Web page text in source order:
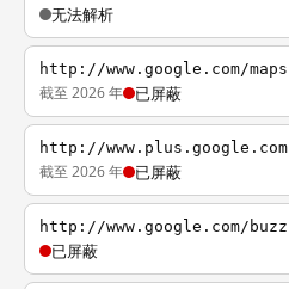
无法解析
http://www.google.com/maps
截至 2026 年 已屏蔽
http://www.plus.google.com
截至 2026 年 已屏蔽
http://www.google.com/buzz
已屏蔽